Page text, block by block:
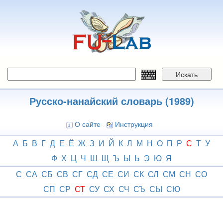
Искать
Русско-нанайский словарь (1989)
О сайте Инструкция
А Б В Г Д Е Ё Ж З И Й К Л М Н О П Р С Т У
Ф Х Ц Ч Ш Щ Ъ Ы Ь Э Ю Я
С СА СБ СВ СГ СД СЕ СИ СК СЛ СМ СН СО
СП СР СТ СУ СХ СЧ СЪ СЫ СЮ